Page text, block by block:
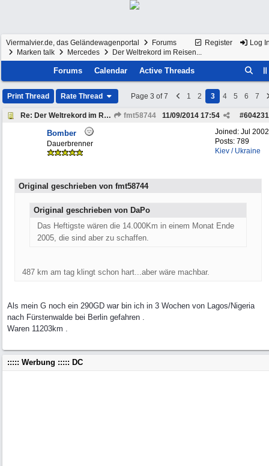
Register Log
Viermalvier.de, das Geländewagenportal
Forums
Marken talk
Mercedes Der Weltrekord im Reisen...
Forums Calendar Active Threads
Print Thread Rate Thread Page 3 of 7 1 2 3 4 5 6 7
Re: Der Weltrekord im Reisen... fmt58744 #604231
11/09/2014 17:54
Joined: Jul 2002
Posts: 789
Kiev / Ukraine
Bomber
Dauerbrenner
Original geschrieben von fmt58744
Original geschrieben von DaPo
Das Heftigste wären die 14.000Km in einem Monat Ende
2005, die sind aber zu schaffen.
487 km am tag klingt schon hart...aber wäre machbar.
Als mein G noch ein 290GD war bin ich in 3 Wochen von Lagos/Nigeria
nach Fürstenwalde bei Berlin gefahren .
Waren 11203km .
::::: Werbung ::::: DC